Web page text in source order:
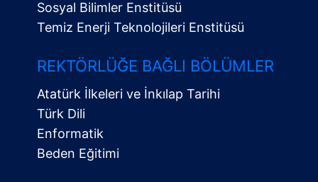
Menü
Sosyal Bilimler Enstitüsü
Temiz Enerji Teknolojileri Enstitüsü
REKTÖRLÜĞE BAĞLI BÖLÜMLER
Atatürk İlkeleri ve İnkılap Tarihi
Türk Dili
Enformatik
Beden Eğitimi